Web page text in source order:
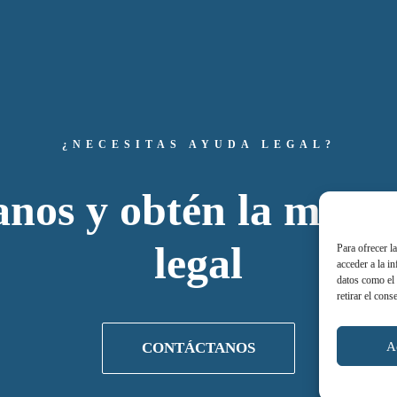
Para ofrecer
acceder a la
datos como
retirar el
¿NECESITAS AYUDA LEGAL?
y obtén la
legal
CONTÁCTANOS